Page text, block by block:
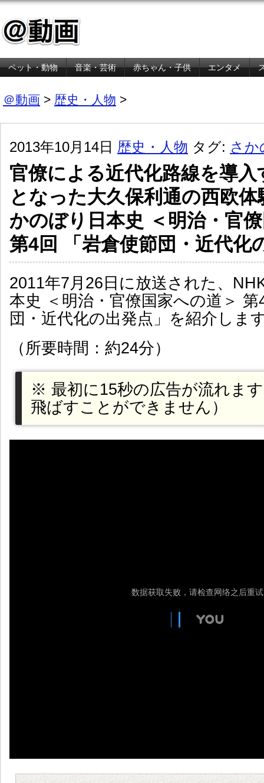
ペット・動物 音楽・芸術 赤ちゃん・子供 エンタメ
＠動画 > 歴史・人物 >
2013年10月14日 歴史・人物 タグ: さか
官僚による近代化路線を導
となった大久保利通の西欧
かのぼり日本史 ＜明治・官
第4回 「岩倉使節団・近代化
2011年7月26日に放送された、
本史 ＜明治・官僚国家への道＞
団・近代化の出発点」を紹介しま
（所要時間：約24分）
※ 最初に15秒の広告が流れま
飛ばすことができません）